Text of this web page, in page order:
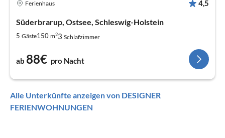
Ferienhaus 4,5
Süderbrarup, Ostsee, Schleswig-Holstein
5 Gäste150 m23 Schlafzimmer
ab 88€ pro Nacht
Alle Unterkünfte anzeigen von DESIGNER
FERIENWOHNUNGEN